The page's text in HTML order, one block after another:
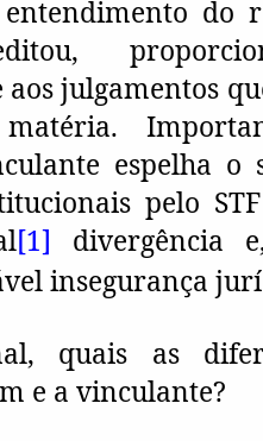
do
julgamentos
espelha o
pelo
[1] divergência
insegurança
quais as
e a vinculante?